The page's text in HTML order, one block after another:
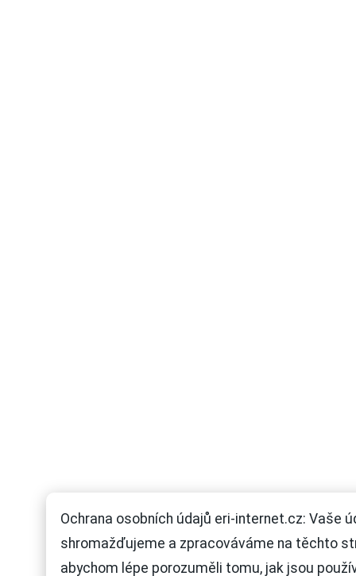
Ochrana osobních údajů eri-internet.cz: Vaše
shromažďujeme a zpracováváme na těchto
abychom lépe porozuměli tomu, jak jsou